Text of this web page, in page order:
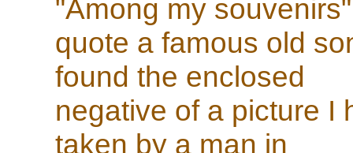
"Among my
quote a famous old
found the enclosed
negative of a picture I
taken by a man in